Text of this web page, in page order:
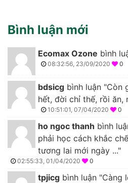
Bình luận mới
Ecomax Ozone bình
08:32:56, 23/09/2020 0
bdsicg bình luận "Còn
hết, đời chỉ thế, rồi ăn,
10:51:01, 07/04/2020 0
ho ngoc thanh bình
phải học cách khắc
tương lai mới ngày ..."
02:55:33, 01/04/2020 0
tpjicg bình luận "Càng